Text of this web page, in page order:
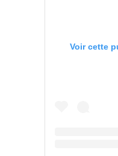
Voir cette